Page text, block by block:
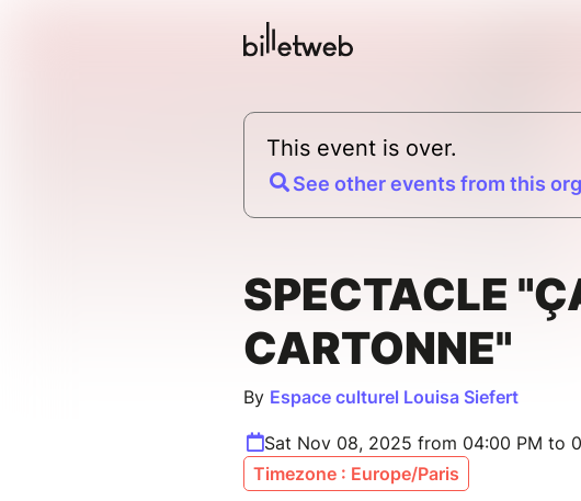
This event is over.
See other events from this
SPECTACLE
CARTONNE"
By Espace culturel Louisa Siefert
Sat Nov 08, 2025 from 04:00 PM to
Timezone : Europe/Paris